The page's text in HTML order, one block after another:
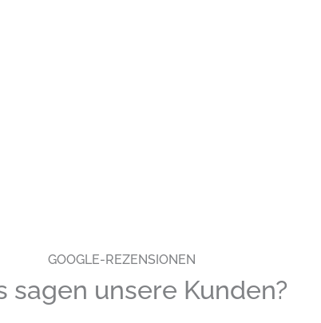
GOOGLE-REZENSIONEN
sagen unsere Kunden?